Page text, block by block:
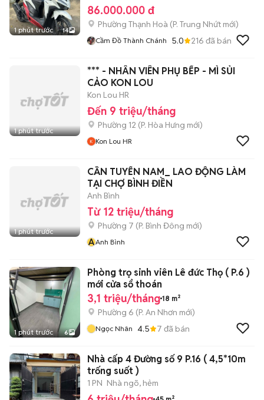
1 phút trước 14
86.000.000 đ
Phường Thạnh Hoà (P. Trung Nhứt mới)
Cầm Đồ Thành Chánh 5.0 216 đã bán
1 phút trước
*** - NHÂN VIÊN PHỤ BẾP - MÌ SỦI
CẢO KON LOU
Kon Lou HR
Đến 9 triệu/tháng
Phường 12 (P. Hòa Hưng mới)
Kon Lou HR
1 phút trước
CẦN TUYỂN NAM_ LAO ĐỘNG LÀM
TẠI CHỢ BÌNH ĐIỀN
Anh Bình
Từ 12 triệu/tháng
Phường 7 (P. Bình Đông mới)
AAnh Bình
1 phút trước 6
Phòng trọ sinh viên Lê đức Thọ ( P.6 )
mới cửa sổ thoán
3,1 triệu/tháng 18 m²
Phường 6 (P. An Nhơn mới)
Ngọc Nhân 4.5 7 đã bán
Nhà cấp 4 Đường số 9 P.16 ( 4,5*10m
trống suốt )
1 PN Nhà ngõ, hẻm